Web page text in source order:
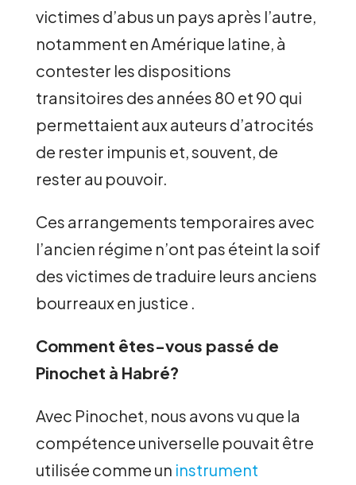
victimes d’abus un pays après l’autre,
notamment en Amérique latine, à
contester les dispositions
transitoires des années 80 et 90 qui
permettaient aux auteurs d’atrocités
de rester impunis et, souvent, de
rester au pouvoir.
Ces arrangements temporaires avec
l’ancien régime n’ont pas éteint la soif
des victimes de traduire leurs anciens
bourreaux en justice .
Comment êtes-vous passé de
Pinochet à Habré?
Avec Pinochet, nous avons vu que la
compétence universelle pouvait être
utilisée comme un instrument